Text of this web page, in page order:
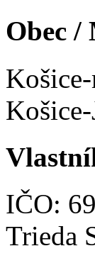
Obec /
IČO:
Trieda